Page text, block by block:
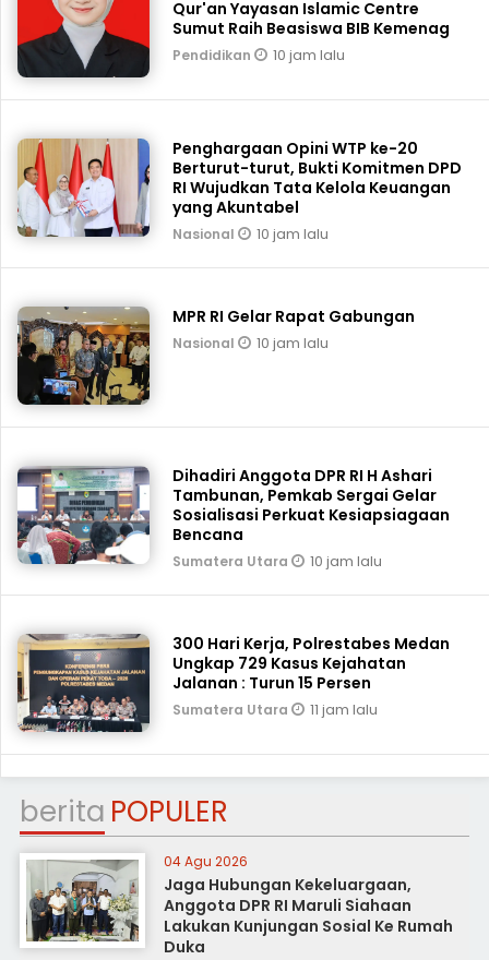
Qur'an Yayasan Islamic Centre
Sumut Raih Beasiswa BIB Kemenag
Pendidikan 10 jam lalu
Penghargaan Opini WTP ke-20
Berturut-turut, Bukti Komitmen DPD
RI Wujudkan Tata Kelola Keuangan
yang Akuntabel
Nasional 10 jam lalu
MPR RI Gelar Rapat Gabungan
Nasional 10 jam lalu
Dihadiri Anggota DPR RI H Ashari
Tambunan, Pemkab Sergai Gelar
Sosialisasi Perkuat Kesiapsiagaan
Bencana
Sumatera Utara 10 jam lalu
300 Hari Kerja, Polrestabes Medan
Ungkap 729 Kasus Kejahatan
Jalanan : Turun 15 Persen
Sumatera Utara 11 jam lalu
berita POPULER
04 Agu 2026
Jaga Hubungan Kekeluargaan,
Anggota DPR RI Maruli Siahaan
Lakukan Kunjungan Sosial Ke Rumah
Duka